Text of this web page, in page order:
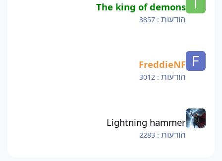
The king of demons
הודעות : 3857
FreddieNF
הודעות : 3012
Lightning hammer
הודעות : 2283